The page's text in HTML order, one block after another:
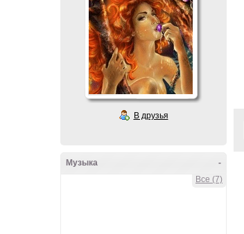
В друзья
-
Музыка
Все (7)